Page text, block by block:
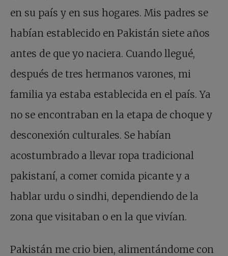
en su país y en sus hogares. Mis padres se
habían establecido en Pakistán siete años
antes de que yo naciera. Cuando llegué,
después de tres hermanos varones, mi
familia ya estaba establecida en el país. Ya
no se encontraban en la etapa de choque y
desconexión culturales. Se habían
acostumbrado a llevar ropa tradicional
pakistaní, a comer comida picante y a
hablar urdu o sindhi, dependiendo de la
zona que visitaban o en la que vivían.
Pakistán me crio bien, alimentándome con